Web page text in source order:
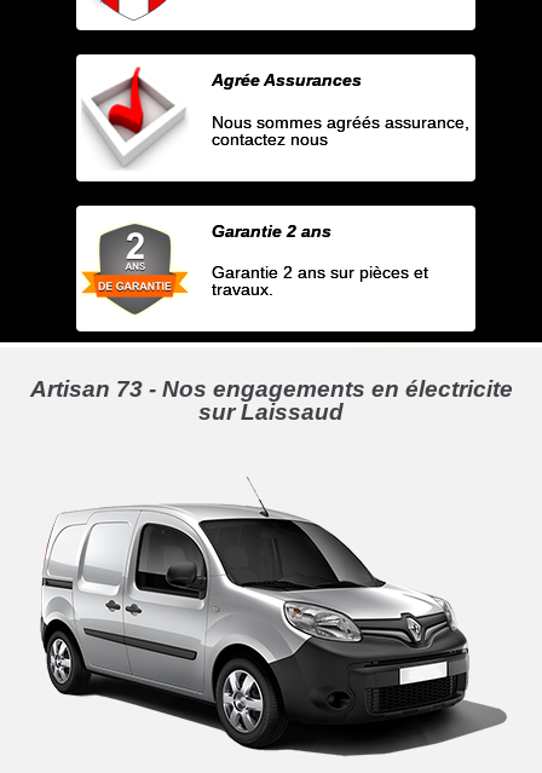
Agrée Assurances
Nous sommes agréés assurance,
contactez nous
Garantie 2 ans
Garantie 2 ans sur pièces et
travaux.
Artisan 73 - Nos engagements en électricite
sur Laissaud